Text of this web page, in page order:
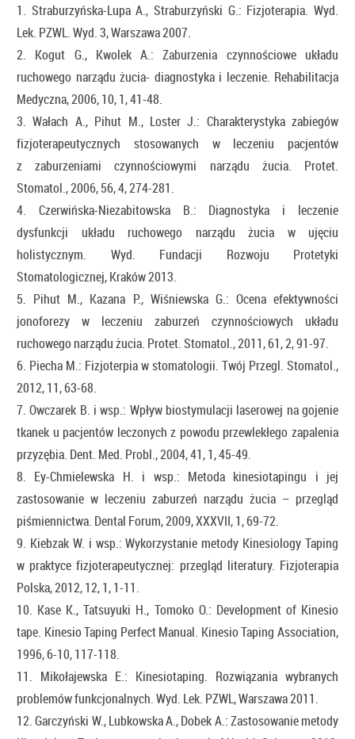
1. Straburzyńska-Lupa A., Straburzyński G.: Fizjoterapia. Wyd.
Lek. PZWL. Wyd. 3, Warszawa 2007.
2. Kogut G., Kwolek A.: Zaburzenia czynnościowe układu
ruchowego narządu żucia- diagnostyka i leczenie. Rehabilitacja
Medyczna, 2006, 10, 1, 41-48.
3. Wałach A., Pihut M., Loster J.: Charakterystyka zabiegów
fizjoterapeutycznych stosowanych w leczeniu pacjentów
z zaburzeniami czynnościowymi narządu żucia. Protet.
Stomatol., 2006, 56, 4, 274-281.
4. Czerwińska-Niezabitowska B.: Diagnostyka i leczenie
dysfunkcji układu ruchowego narządu żucia w ujęciu
holistycznym. Wyd. Fundacji Rozwoju Protetyki
Stomatologicznej, Kraków 2013.
5. Pihut M., Kazana P., Wiśniewska G.: Ocena efektywności
jonoforezy w leczeniu zaburzeń czynnościowych układu
ruchowego narządu żucia. Protet. Stomatol., 2011, 61, 2, 91-97.
6. Piecha M.: Fizjoterpia w stomatologii. Twój Przegl. Stomatol.,
2012, 11, 63-68.
7. Owczarek B. i wsp.: Wpływ biostymulacji laserowej na gojenie
tkanek u pacjentów leczonych z powodu przewlekłego zapalenia
przyzębia. Dent. Med. Probl., 2004, 41, 1, 45-49.
8. Ey-Chmielewska H. i wsp.: Metoda kinesiotapingu i jej
zastosowanie w leczeniu zaburzeń narządu żucia – przegląd
piśmiennictwa. Dental Forum, 2009, XXXVII, 1, 69-72.
9. Kiebzak W. i wsp.: Wykorzystanie metody Kinesiology Taping
w praktyce fizjoterapeutycznej: przegląd literatury. Fizjoterapia
Polska, 2012, 12, 1, 1-11.
10. Kase K., Tatsuyuki H., Tomoko O.: Development of Kinesio
tape. Kinesio Taping Perfect Manual. Kinesio Taping Association,
1996, 6-10, 117-118.
11. Mikołajewska E.: Kinesiotaping. Rozwiązania wybranych
problemów funkcjonalnych. Wyd. Lek. PZWL, Warszawa 2011.
12. Garczyński W., Lubkowska A., Dobek A.: Zastosowanie metody